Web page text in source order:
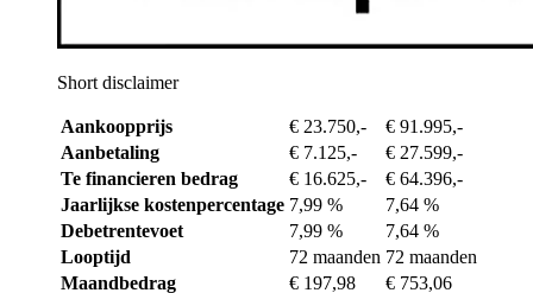
Short disclaimer
Aankoopprijs € 23.750,-
€ 91.995,-
Aanbetaling
€ 7.125,-
€ 27.599,-
Te financieren bedrag
€ 16.625,-
€ 64.396,-
Jaarlijkse kostenpercentage 7,99 %
7,64 %
Debetrentevoet
7,99 %
7,64 %
Looptijd
72 maanden 72 maanden
Maandbedrag
€ 197,98
€ 753,06